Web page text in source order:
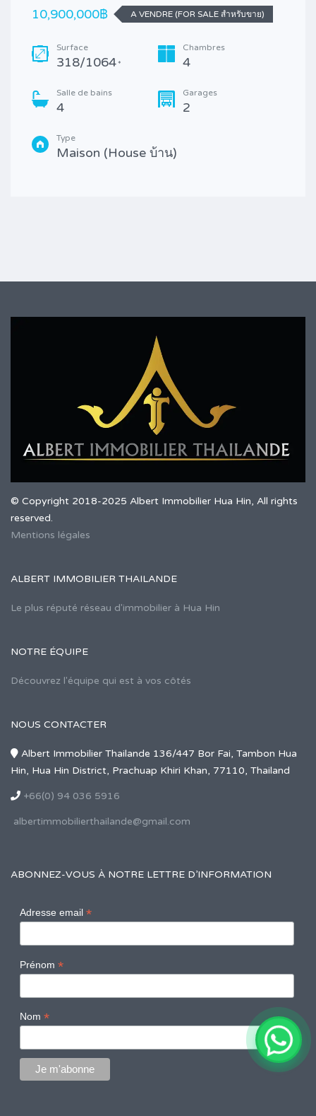
10,900,000฿
A VENDRE (FOR SALE สำหรับขาย)
Surface
318/1064 *
Chambres
4
Salle de bains
4
Garages
2
Type
Maison (House บ้าน)
© Copyright 2018-2025 Albert Immobilier Hua Hin, All rights
reserved.
Mentions légales
ALBERT IMMOBILIER THAILANDE
Le plus réputé réseau d'immobilier à Hua Hin
NOTRE ÉQUIPE
Découvrez l'équipe qui est à vos côtés
NOUS CONTACTER
Albert Immobilier Thailande 136/447 Bor Fai, Tambon Hua
Hin, Hua Hin District, Prachuap Khiri Khan, 77110, Thailand
+66(0) 94 036 5916
albertimmobilierthailande@gmail.com
ABONNEZ-VOUS À NOTRE LETTRE D’INFORMATION
Adresse email *
Prénom *
Nom *